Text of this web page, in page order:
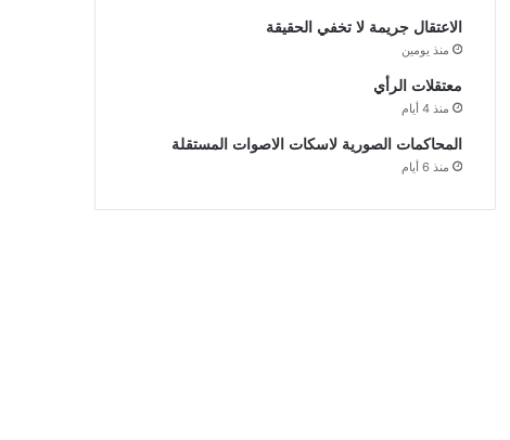
الاعتقال جريمة لا تخفي الحقيقة
منذ يومين
معتقلات الرأي
منذ 4 أيام
المحاكمات الصورية لاسكات الاصوات المستقلة
منذ 6 أيام